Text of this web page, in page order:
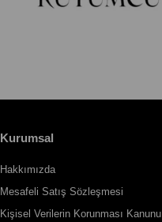
Kurumsal
Hakkımızda
Mesafeli Satış Sözleşmesi
Kişisel Verilerin Korunması Kanunu